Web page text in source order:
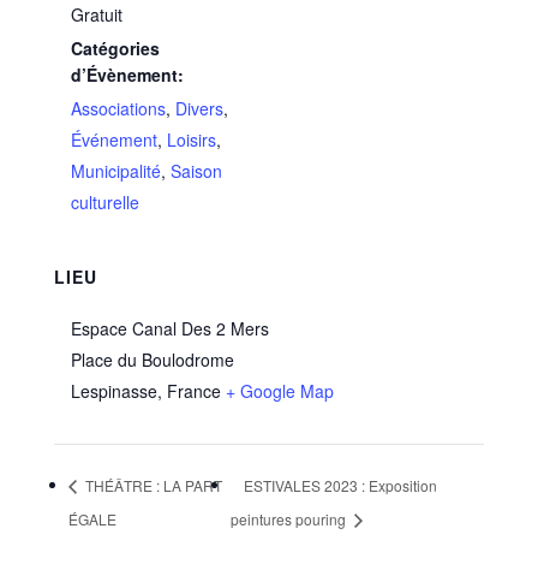
Gratuit
Catégories
d’Évènement:
Associations, Divers,
Événement, Loisirs,
Municipalité, Saison
culturelle
LIEU
Espace Canal Des 2 Mers
Place du Boulodrome
Lespinasse, France + Google Map
THÉÂTRE : LA PART
ÉGALE
ESTIVALES 2023 : Exposition
peintures pouring